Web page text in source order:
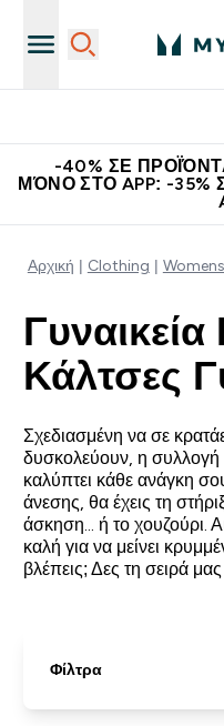
-40% ΣΕ
ΜΌΝΟ ΣΤΟ APP: -
Αρχική Clothing Womens
Κάλτσες
Σχεδιασμένη να σε
δυσκολεύουν, η
καλύπτει κάθε ανάγκη
άνεσης, θα έχεις τη
άσκηση... ή το χουζούρι.
καλή για να μείνει
βλέπεις; Δες τη σειρά
Φίλτρα